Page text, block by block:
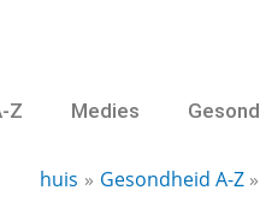
Z Medies
huis Gesondheid A-Z